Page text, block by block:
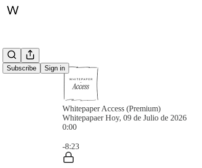
Subscribe Sign in
Whitepaper Access (Premium)
Whitepapaer Hoy, 09 de Julio de 2026
0:00
-8:23